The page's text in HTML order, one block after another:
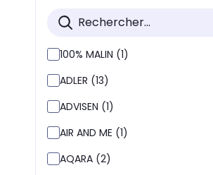
100% MALIN (1)
ADLER (13)
ADVISEN (1)
AIR AND ME (1)
AQARA (2)